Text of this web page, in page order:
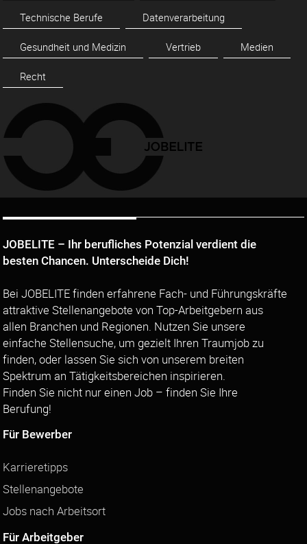
Technische Berufe Datenverarbeitung
Gesundheit und Medizin Vertrieb Medien
Recht
JOBELITE – Ihr berufliches Potenzial verdient die
besten Chancen. Unterscheide Dich!
Bei JOBELITE finden erfahrene Fach- und Führungskräfte
attraktive Stellenangebote von Top-Arbeitgebern aus
allen Branchen und Regionen. Nutzen Sie unsere
einfache Stellensuche, um gezielt Ihren Traumjob zu
finden, oder lassen Sie sich von unserem breiten
Spektrum an Tätigkeitsbereichen inspirieren.
Finden Sie nicht nur einen Job – finden Sie Ihre
Berufung!
Für Bewerber
Karrieretipps
Stellenangebote
Jobs nach Arbeitsort
Für Arbeitgeber